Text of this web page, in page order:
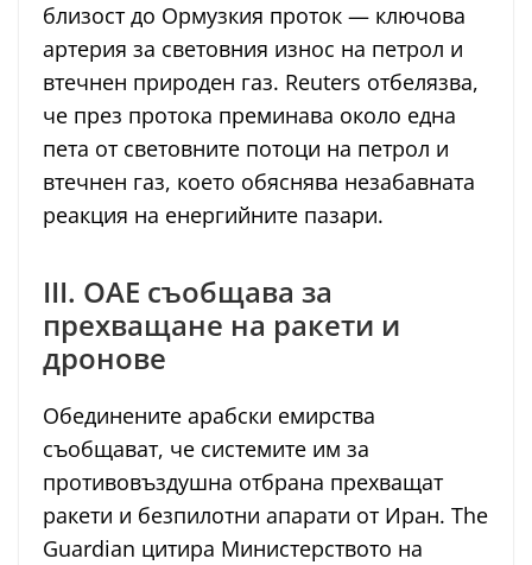
близост до Ормузкия проток — ключова
артерия за световния износ на петрол и
втечнен природен газ. Reuters отбелязва,
че през протока преминава около една
пета от световните потоци на петрол и
втечнен газ, което обяснява незабавната
реакция на енергийните пазари.
III. ОАЕ съобщава за
прехващане на ракети и
дронове
Обединените арабски емирства
съобщават, че системите им за
противовъздушна отбрана прехващат
ракети и безпилотни апарати от Иран. The
Guardian цитира Министерството на